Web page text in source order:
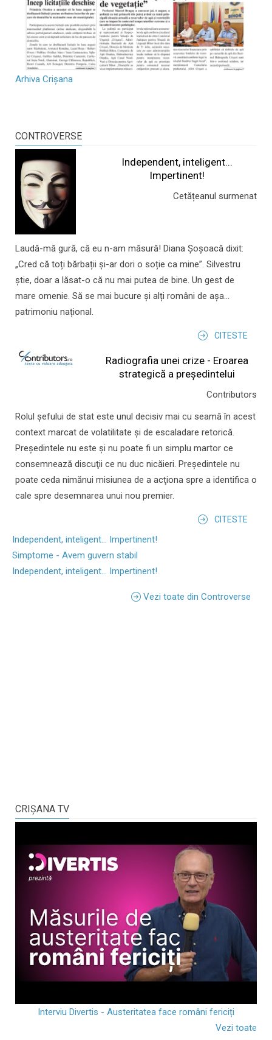
Arhiva Crișana
CONTROVERSE
Independent, inteligent...
Impertinent!
Cetățeanul surmenat
Laudă-mă gură, că eu n-am măsură! Diana Șoșoacă dixit:
„Cred că toți bărbații și-ar dori o soție ca mine”. Silvestru
știe, doar a lăsat-o că nu mai putea de bine. Un gest de
mare omenie. Să se mai bucure și alți români de așa...
patrimoniu național.
CITESTE
Radiografia unei crize - Eroarea
strategică a președintelui
Contributors
Rolul şefului de stat este unul decisiv mai cu seamă în acest
context marcat de volatilitate şi de escaladare retorică.
Preşedintele nu este şi nu poate fi un simplu martor ce
consemnează discuţii ce nu duc nicăieri. Preşedintele nu
poate ceda nimănui misiunea de a acţiona spre a identifica o
cale spre desemnarea unui nou premier.
CITESTE
Independent, inteligent... Impertinent!
Simptome - Avem guvern stabil
Independent, inteligent... Impertinent!
Vezi toate din Controverse
CRIŞANA TV
Interviu Divertis - Austeritatea face români fericiți
Vezi toate